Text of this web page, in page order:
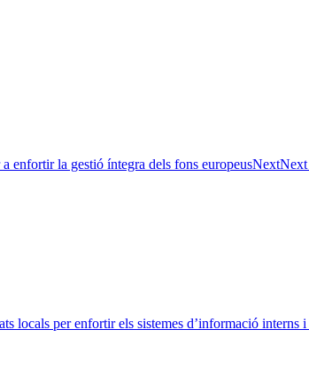
enfortir la gestió íntegra dels fons europeusNextNext
locals per enfortir els sistemes d’informació interns